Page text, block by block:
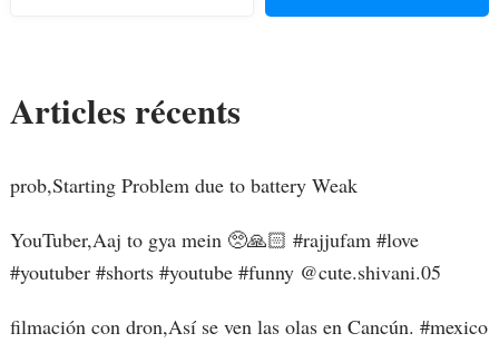
Articles récents
prob,Starting Problem due to battery Weak
YouTuber,Aaj to gya mein 🥺🙏🏻 #rajjufam #love
#youtuber #shorts #youtube #funny ​⁠@cute.shivani.05
filmación con dron,Así se ven las olas en Cancún. #mexico